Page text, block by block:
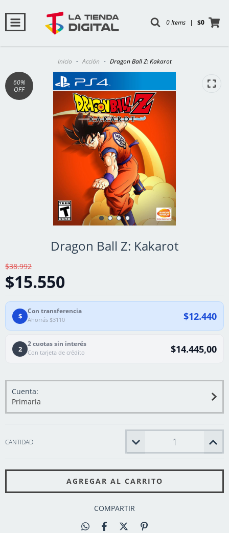
0 Items | $0
Inicio - Acción - Dragon Ball Z: Kakarot
60%
OFF
Dragon Ball Z: Kakarot
$38.992
$15.550
$
Con transferencia
Ahorrás $3110 $12.440
2
2 cuotas sin interés
Con tarjeta de crédito $14.445,00
Cuenta:
Primaria
CANTIDAD
COMPARTIR